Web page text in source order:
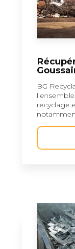
BG
recyclage